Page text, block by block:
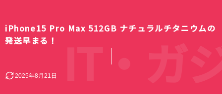
iPhone15 Pro Max 512GB ナチュラルチタニウムの
発送早まる！
2025年8月21日IT・ガ